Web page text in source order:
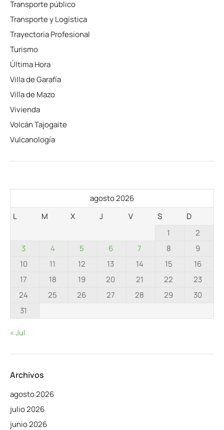
Transporte público
Transporte y Logística
Trayectoria Profesional
Turismo
Última Hora
Villa de Garafía
Villa de Mazo
Vivienda
Volcán Tajogaite
Vulcanología
agosto 2026
L
M X J V S
D
1
2
3
4 5 6 7 8
9
10
11 12 13 14 15
16
17
18 19 20 21 22
23
24
25 26 27 28 29
30
31
« Jul
Archivos
agosto 2026
julio 2026
junio 2026